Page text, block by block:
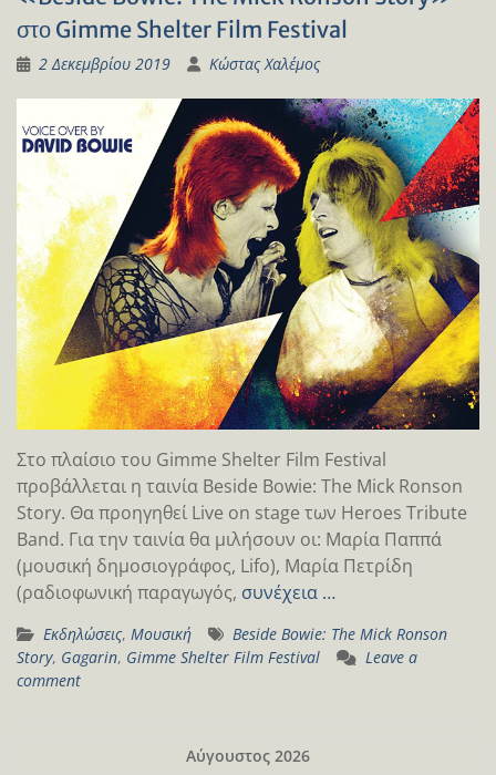
στο Gimme Shelter Film Festival
2 Δεκεμβρίου 2019 Κώστας Χαλέμος
Στο πλαίσιο του Gimme Shelter Film Festival
προβάλλεται η ταινία Beside Bowie: The Mick Ronson
Story. Θα προηγηθεί Live on stage των Heroes Tribute
Band. Για την ταινία θα μιλήσουν οι: Μαρία Παππά
(μουσική δημοσιογράφος, Lifo), Μαρία Πετρίδη
(ραδιοφωνική παραγωγός, συνέχεια …
Εκδηλώσεις, Μουσική
Beside Bowie: The Mick Ronson
Story, Gagarin, Gimme Shelter Film Festival
Leave a
comment
Αύγουστος 2026